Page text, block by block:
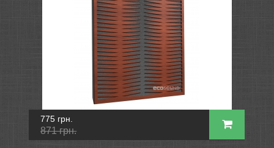
775 грн.
871 грн.